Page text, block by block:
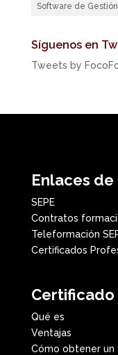
Software de
Síguenos en
Tweets by
Enlaces
SEPE
Contratos
Teleformación
Certificados
Qué es
Ventajas
Cómo obtener un